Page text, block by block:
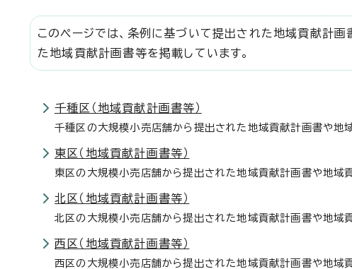
このページでは、条例に基づいて提出された地域貢献計
た地域貢献計画書等を掲載しています。
千種区（地域貢献計画書等）
千種区の大規模小売店舗から提出された地域貢献計画書や地
東区（地域貢献計画書等）
東区の大規模小売店舗から提出された地域貢献計画書や地域
北区（地域貢献計画書等）
北区の大規模小売店舗から提出された地域貢献計画書や地域
西区（地域貢献計画書等）
西区の大規模小売店舗から提出された地域貢献計画書や地域